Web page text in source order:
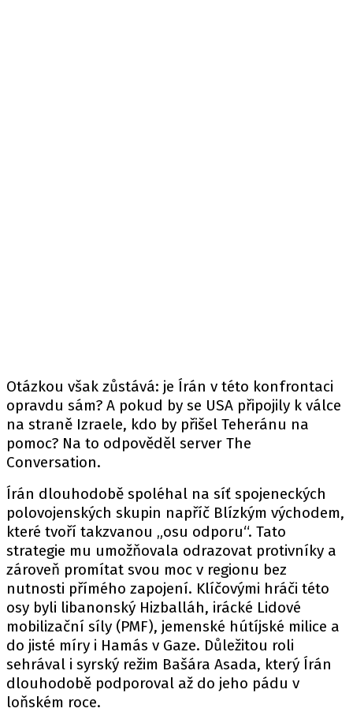
Otázkou však zůstává: je Írán v této konfrontaci
opravdu sám? A pokud by se USA připojily k válce
na straně Izraele, kdo by přišel Teheránu na
pomoc? Na to odpověděl server The
Conversation.
Írán dlouhodobě spoléhal na síť spojeneckých
polovojenských skupin napříč Blízkým východem,
které tvoří takzvanou „osu odporu“. Tato
strategie mu umožňovala odrazovat protivníky a
zároveň promítat svou moc v regionu bez
nutnosti přímého zapojení. Klíčovými hráči této
osy byli libanonský Hizballáh, irácké Lidové
mobilizační síly (PMF), jemenské hútíjské milice a
do jisté míry i Hamás v Gaze. Důležitou roli
sehrával i syrský režim Bašára Asada, který Írán
dlouhodobě podporoval až do jeho pádu v
loňském roce.